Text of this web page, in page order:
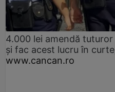
4.000 lei amendă
și fac acest lucru în
www.cancan.ro